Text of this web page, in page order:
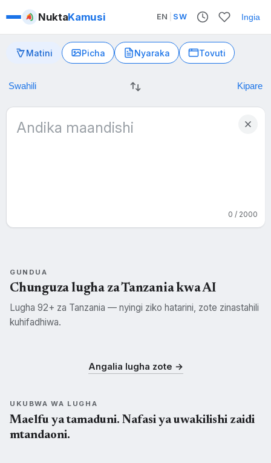
NuktaKamusi EN SW Ingia
Matini Picha Nyaraka Tovuti
0 / 2000
GUNDUA
Chunguza lugha za Tanzania kwa AI
Lugha 92+ za Tanzania — nyingi ziko hatarini, zote zinastahili
kuhifadhiwa.
Swahili
Angalia lugha zote →
UKUBWA WA LUGHA
Maelfu ya tamaduni. Nafasi ya uwakilishi zaidi
mtandaoni.